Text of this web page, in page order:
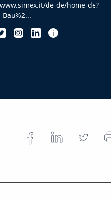
de-de/home-de?